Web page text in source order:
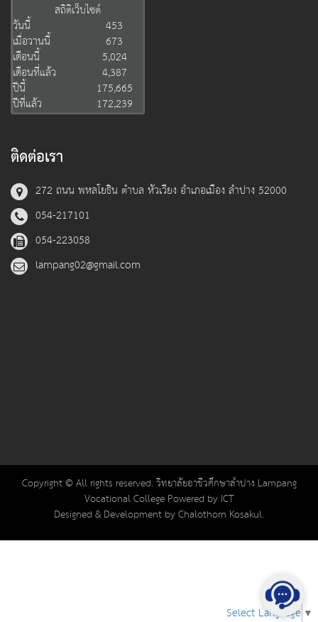
สถิติเว็บไซต์
วันนี้
453
เมื่อวานนี้
673
เดือนนี้
5,024
เดือนที่แล้ว
4,387
ปีนี้
175,665
ปีที่แล้ว
172,239
ติดต่อเรา
272 ถนน พหลโยธิน ตำบล หัวเวียง อำเภอเมือง ลำปาง 52000
054-217101
054-223058
lampang02@gmail.com
Select Language ▼
Copyright © All rights reserved. วิทยาลัยอาชีวศึกษาลำปาง Lampang
Vocational College Powered by ICT
Designed & Development by Chalothorn Kosakul.